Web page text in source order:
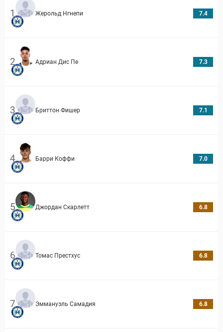
1 Жерольд Нгнепи 7.4
2 Адриан Дис Пе 7.3
3 Бриттон Фишер 7.1
4 Барри Коффи 7.0
5 Джордан Скарлетт 6.8
6 Томас Престхус 6.8
7 Эммануэль Самадия 6.8